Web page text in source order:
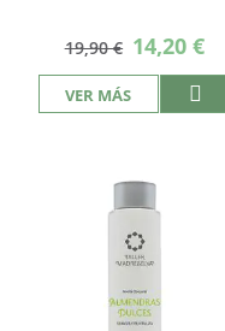
19,90 € Precio
especial
14,20 €
VER MÁS